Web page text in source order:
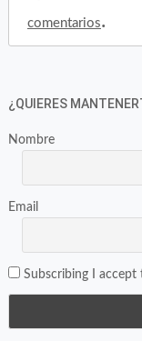
comentarios.
¿QUIERES
Nombre
Email
Subscribing I accept